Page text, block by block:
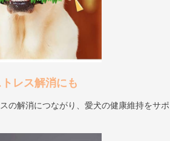
レス解消にも
の解消につながり、愛犬の健康維持をサポ